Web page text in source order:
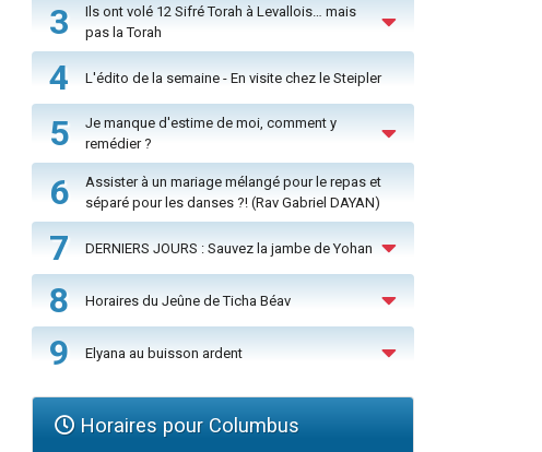
3
Ils ont volé 12 Sifré Torah à Levallois… mais
pas la Torah
4 L'édito de la semaine - En visite chez le Steipler
5
Je manque d'estime de moi, comment y
remédier ?
6
Assister à un mariage mélangé pour le repas et
séparé pour les danses ?! (Rav Gabriel DAYAN)
7 DERNIERS JOURS : Sauvez la jambe de Yohan
8 Horaires du Jeûne de Ticha Béav
9 Elyana au buisson ardent
Horaires pour Columbus